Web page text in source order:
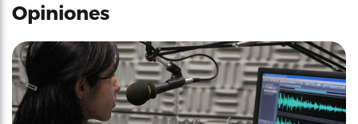
Opiniones